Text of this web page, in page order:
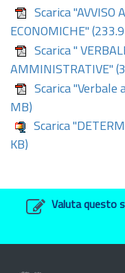
Scarica "AVVISO
ECONOMICHE"
Scarica "
AMMINISTRATIVE"
Scarica "Verbale
MB)
Scarica
KB)
Valuta questo